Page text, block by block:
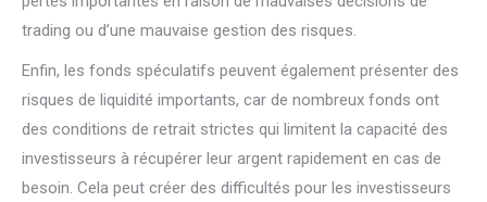
trading ou d’une mauvaise gestion des risques.
Enfin, les fonds spéculatifs peuvent également présenter des
risques de liquidité importants, car de nombreux fonds ont
des conditions de retrait strictes qui limitent la capacité des
investisseurs à récupérer leur argent rapidement en cas de
besoin. Cela peut créer des difficultés pour les investisseurs